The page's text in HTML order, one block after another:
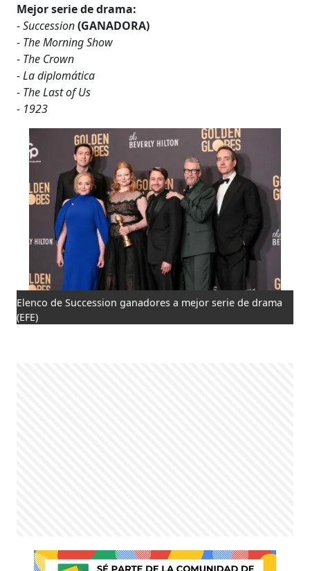
Mejor serie de drama:
-Succession(GANADORA)
- The Morning Show
- The Crown
-La diplomática
- The Last of Us
- 1923
Elenco de Succession ganadores a mejor serie de drama
(EFE)